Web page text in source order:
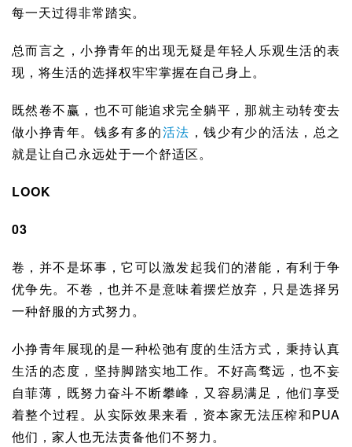
每一天过得非常踏实。
总而言之，小挣青年的出现无疑是年轻人乐观生活的表
现，将生活的选择权牢牢掌握在自己身上。
既然卷不赢，也不可能追求完全躺平，那就主动转变去
做小挣青年。钱多有多的活法 ，钱少有少的活法，总之
就是让自己永远处于一个舒适区。
LOOK
03
卷，并不是坏事，它可以激发起我们的潜能，有利于争
优争先。不卷，也并不是意味着摆烂放弃，只是选择另
一种舒服的方式努力。
小挣青年展现的是一种松弛有度的生活方式，秉持认真
生活的态度，坚持脚踏实地工作。不好高骛远，也不妄
自菲薄，既努力奋斗不断攀峰，又容易满足，他们享受
着整个过程。从实际效果来看，资本家无法压榨和PUA
他们，家人也无法责备他们不努力。